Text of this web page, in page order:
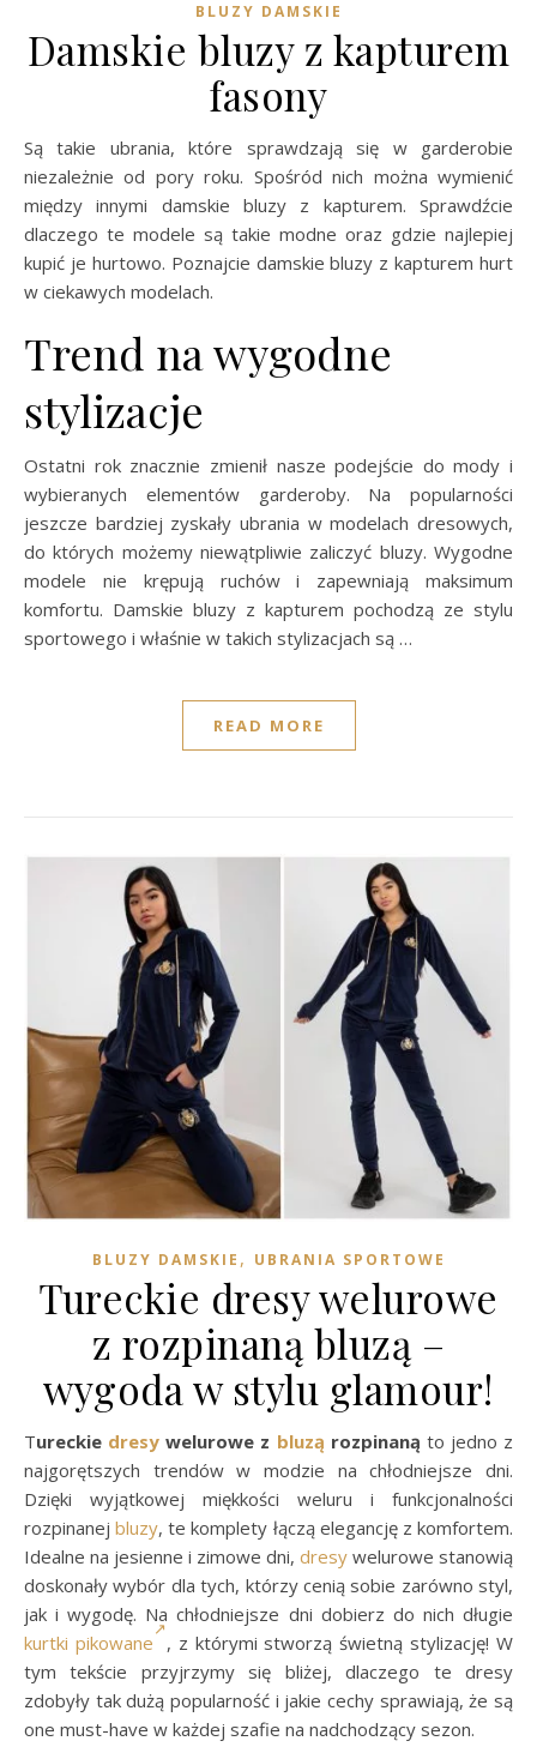
BLUZY DAMSKIE
Damskie bluzy z kapturem
fasony
Są takie ubrania, które sprawdzają się w garderobie
niezależnie od pory roku. Spośród nich można wymienić
między innymi damskie bluzy z kapturem. Sprawdźcie
dlaczego te modele są takie modne oraz gdzie najlepiej
kupić je hurtowo. Poznajcie damskie bluzy z kapturem hurt
w ciekawych modelach.
Trend na wygodne
stylizacje
Ostatni rok znacznie zmienił nasze podejście do mody i
wybieranych elementów garderoby. Na popularności
jeszcze bardziej zyskały ubrania w modelach dresowych,
do których możemy niewątpliwie zaliczyć bluzy. Wygodne
modele nie krępują ruchów i zapewniają maksimum
komfortu. Damskie bluzy z kapturem pochodzą ze stylu
sportowego i właśnie w takich stylizacjach są …
READ MORE
BLUZY DAMSKIE , UBRANIA SPORTOWE
Tureckie dresy welurowe
z rozpinaną bluzą –
wygoda w stylu glamour!
Tureckie dresy welurowe z bluzą rozpinaną to jedno z
najgorętszych trendów w modzie na chłodniejsze dni.
Dzięki wyjątkowej miękkości weluru i funkcjonalności
rozpinanejbluzy, te komplety łączą elegancję z komfortem.
Idealne na jesienne i zimowe dni, dresy welurowe stanowią
doskonały wybór dla tych, którzy cenią sobie zarówno styl,
jak i wygodę. Na chłodniejsze dni dobierz do nich długie
kurtki pikowane
, z którymi stworzą świetną stylizację! W
tym tekście przyjrzymy się bliżej, dlaczego te dresy
zdobyły tak dużą popularność i jakie cechy sprawiają, że są
one must-have w każdej szafie na nadchodzący sezon.